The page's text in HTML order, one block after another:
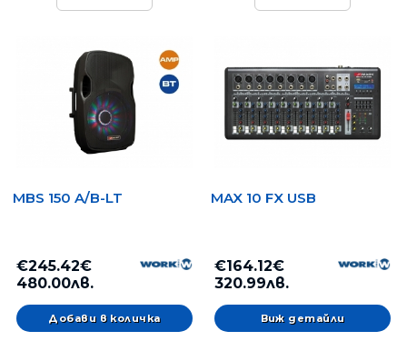
MBS 150 A/B-LT
€245.42€
480.00лв.
MAX 10 FX USB
€164.12€
320.99лв.
Виж детайли